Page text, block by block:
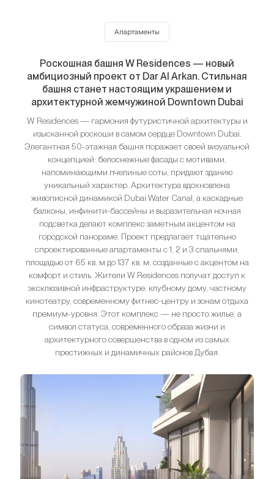
Апартаменты
Роскошная башня W Residences — новый
амбициозный проект от Dar Al Arkan. Стильная
башня станет настоящим украшением и
архитектурной жемчужиной Downtown Dubai
W Residences — гармония футуристичной архитектуры и
изысканной роскоши в самом сердце Downtown Dubai.
Элегантная 50-этажная башня поражает своей визуальной
концепцией: белоснежные фасады с мотивами,
напоминающими пчелиные соты, придают зданию
уникальный характер. Архитектура вдохновлена
живописной динамикой Dubai Water Canal, а каскадные
балконы, инфинити-бассейны и выразительная ночная
подсветка делают комплекс заметным акцентом на
городской панораме. Проект предлагает тщательно
спроектированные апартаменты с 1, 2 и 3 спальнями,
площадью от 65 кв. м до 137 кв. м, созданные с акцентом на
комфорт и стиль. Жители W Residences получат доступ к
эксклюзивной инфраструктуре: клубному дому, частному
кинотеатру, современному фитнес-центру и зонам отдыха
премиум-уровня. Этот комплекс — не просто жилье, а
символ статуса, современного образа жизни и
архитектурного совершенства в одном из самых
престижных и динамичных районов Дубая.